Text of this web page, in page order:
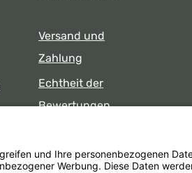
Versand und
Zahlung
Echtheit der
Bewertungen
Laden